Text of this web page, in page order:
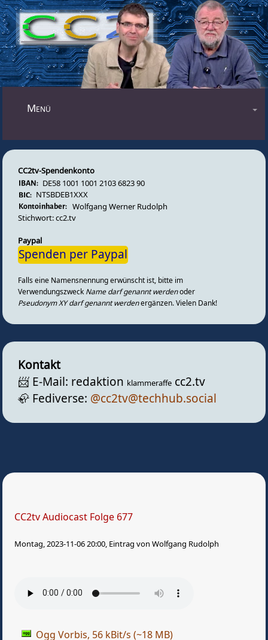
Mastodon
Menü
Videosendungen
Forum
Impressum
Gästebuch
CC2tv-Spendenkonto
DE58 1001 1001 2103 6823 90
NTSBDEB1XXX
Wolfgang Werner Rudolph
Stichwort: cc2.tv
Paypal
Spenden per Paypal
Falls eine Namensnennung erwünscht ist, bitte im
Verwendungszweck Name darf genannt werdenoder
Pseudonym XY darf genannt werdenergänzen. Vielen Dank!
Kontakt
📨️ E-Mail: redaktion klammeraffe cc2.tv
🦣️ Fediverse: @cc2tv@techhub.social
CC2tv Audiocast Folge 677
Montag, 2023-11-06 20:00, Eintrag von Wolfgang Rudolph
Ogg Vorbis, 56 kBit/s (~18 MB)